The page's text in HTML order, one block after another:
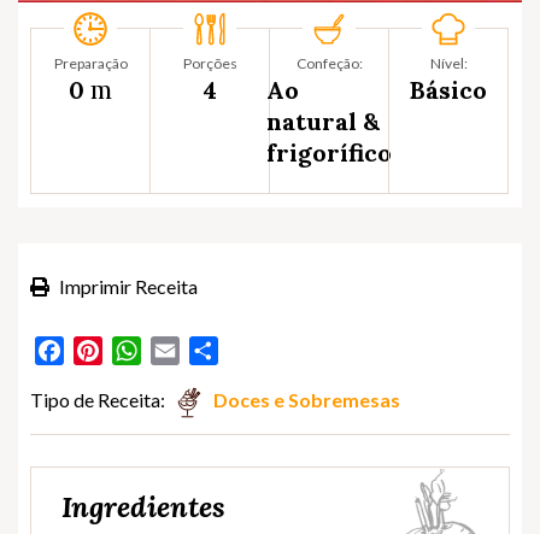
Preparação
0 m
Porções
4
Confeção:
Ao
natural &
frigorífico
Nível:
Básico
Imprimir Receita
FacebookPinterestWhatsApp
Email
Tipo de Receita: Doces e Sobremesas
Ingredientes